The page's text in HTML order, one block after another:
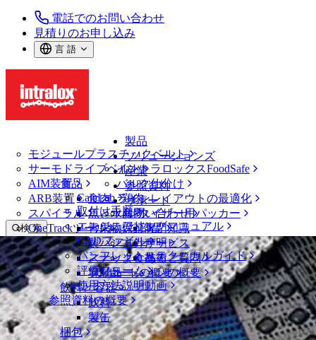
電話でのお問い合わせ
見積りのお申し込み
言 語
製品
モジュールプラスチックベルト
サーモドライブベルト
AIM装置
ARB装置
スパイラル
OneTrackツールおよび部品
ソリューションズ
イントラロックスFoodSafe
バルク仕分け
ラインレイアウトの最適化
パレタイザー用パッカー
専門知識
サービス
技術
ソリューションの概要
産業
食品
食肉、鶏肉
魚と水産物
青果物
製パン
スナック食品
乳製品
飲料と容器
飲料
製缶
梱包
参照資料
CalcLab
取付け手順
エンジニアリングマニュアル
CADファイル
パンフレット・テクニカルガイド
評価フォーム
使用方法説明動画
参照資料の概要
サポート
お問い合わせ
保証
方針声明
よくあるご質問
サポートの概要
検 索
メニューを開く
ベルトファインダー
ベルトファインダー
モジュールプラスチックベルト
1400 シリーズ
スクエアフリクショントップ